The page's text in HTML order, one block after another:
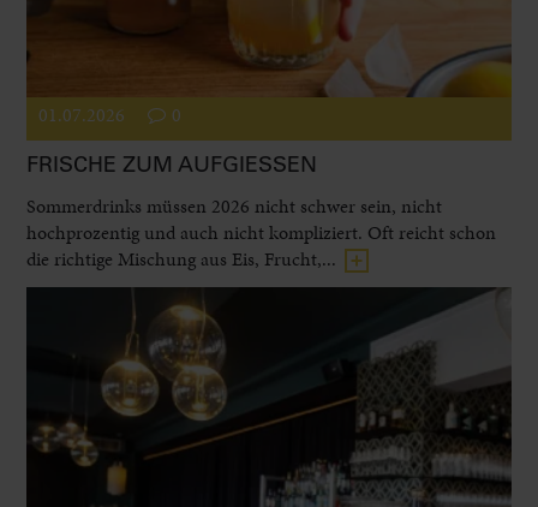
01.07.2026 0
FRISCHE ZUM AUFGIESSEN
Sommerdrinks müssen 2026 nicht schwer sein, nicht
hochprozentig und auch nicht kompliziert. Oft reicht schon
die richtige Mischung aus Eis, Frucht,...